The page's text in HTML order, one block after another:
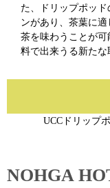
た、ドリップポッ
ンがあり、茶葉に
茶を味わうことが
料で出来うる新たな
UCCドリップ
NOHGA